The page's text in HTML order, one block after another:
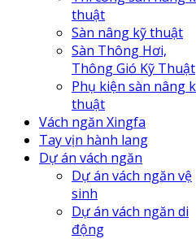
thuật
Sàn nâng kỹ thuật
Sàn Thông Hơi,
Thông Gió Kỹ Thuật
Phụ kiện sàn nâng
thuật
Vách ngăn Xingfa
Tay vịn hành lang
Dự án vách ngăn
Dự án vách ngăn vệ
sinh
Dự án vách ngăn di
động